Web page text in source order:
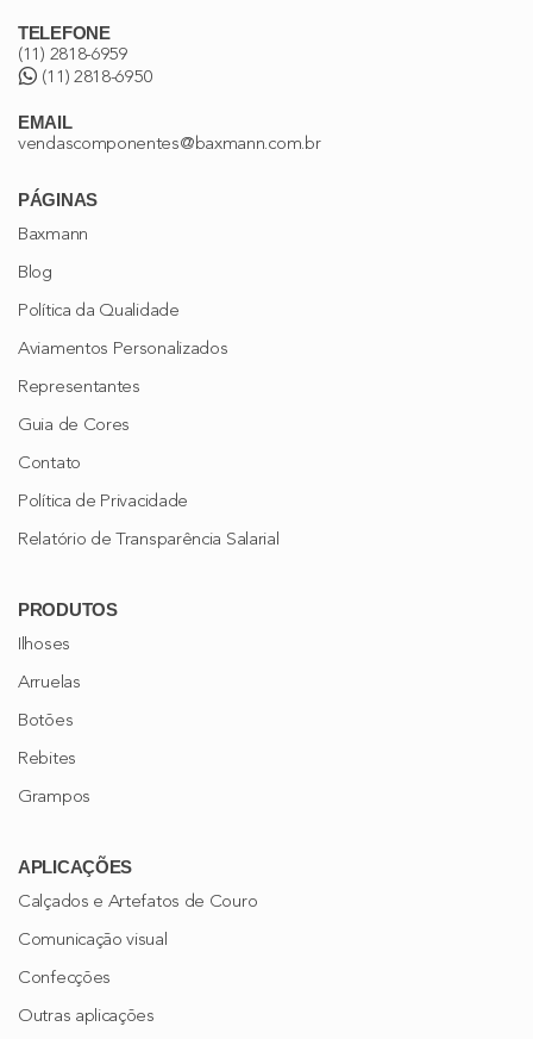
TELEFONE
(11) 2818-6959
(11) 2818-6950
EMAIL
vendascomponentes@baxmann.com.br
PÁGINAS
Baxmann
Blog
Política da Qualidade
Aviamentos Personalizados
Representantes
Guia de Cores
Contato
Política de Privacidade
Relatório de Transparência Salarial
PRODUTOS
Ilhoses
Arruelas
Botões
Rebites
Grampos
APLICAÇÕES
Calçados e Artefatos de Couro
Comunicação visual
Confecções
Outras aplicações